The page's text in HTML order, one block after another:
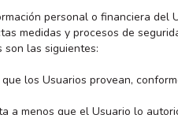
personal o financiera
medidas y procesos de
son las siguientes:
los Usuarios provean,
a menos que el Usuario lo